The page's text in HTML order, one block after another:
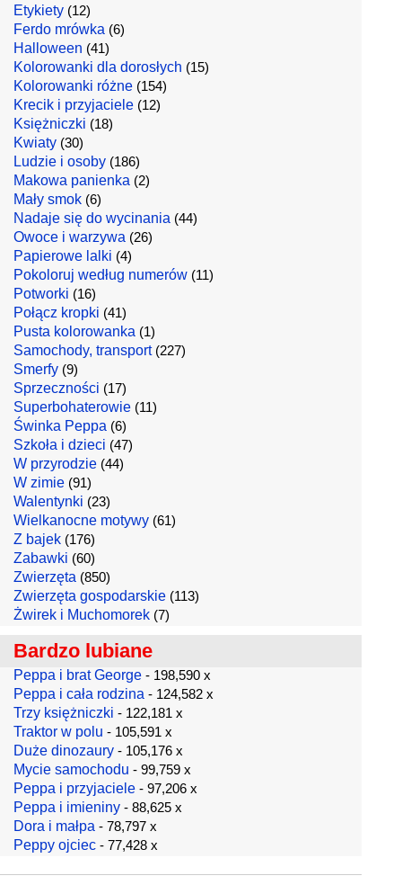
Etykiety (12)
Ferdo mrówka (6)
Halloween (41)
Kolorowanki dla dorosłych (15)
Kolorowanki różne (154)
Krecik i przyjaciele (12)
Księżniczki (18)
Kwiaty (30)
Ludzie i osoby (186)
Makowa panienka (2)
Mały smok (6)
Nadaje się do wycinania (44)
Owoce i warzywa (26)
Papierowe lalki (4)
Pokoloruj według numerów (11)
Potworki (16)
Połącz kropki (41)
Pusta kolorowanka (1)
Samochody, transport(227)
Smerfy (9)
Sprzeczności (17)
Superbohaterowie (11)
Świnka Peppa (6)
Szkoła i dzieci (47)
W przyrodzie (44)
W zimie (91)
Walentynki (23)
Wielkanocne motywy (61)
Z bajek (176)
Zabawki (60)
Zwierzęta (850)
Zwierzęta gospodarskie (113)
Żwirek i Muchomorek (7)
Bardzo lubiane
Peppa i brat George - 198,590 x
Peppa i cała rodzina - 124,582 x
Trzy księżniczki - 122,181 x
Traktor w polu - 105,591 x
Duże dinozaury - 105,176 x
Mycie samochodu - 99,759 x
Peppa i przyjaciele - 97,206 x
Peppa i imieniny - 88,625 x
Dora i małpa - 78,797 x
Peppy ojciec - 77,428 x